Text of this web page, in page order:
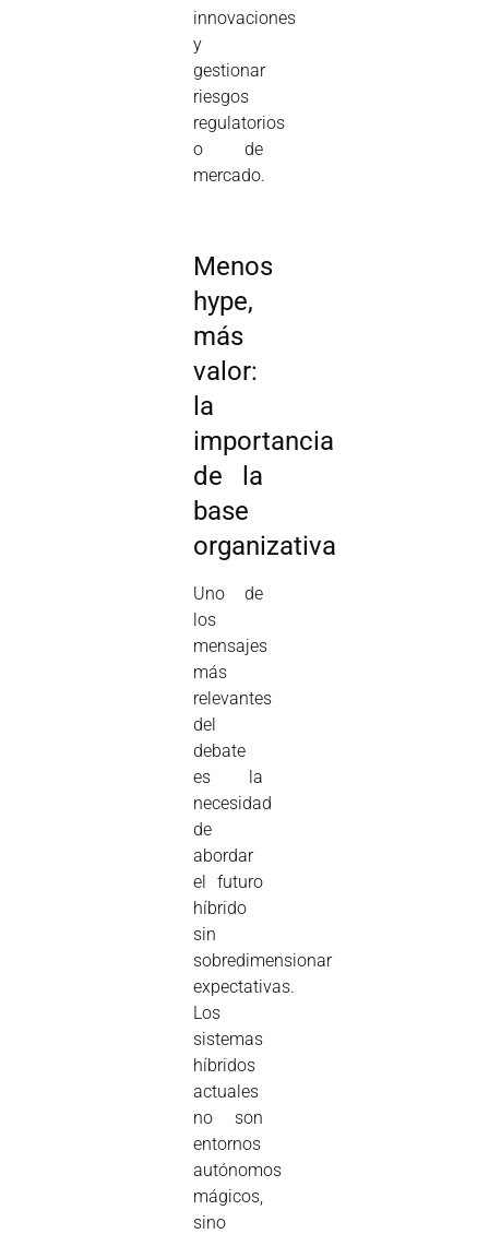
innovaciones
y
gestionar
riesgos
regulatorios
o de
mercado.
Menos
hype,
más
valor:
la
importancia
de la
base
organizativa
Uno de
los
mensajes
más
relevantes
del
debate
es la
necesidad
de
abordar
el futuro
híbrido
sin
sobredimensionar
expectativas.
Los
sistemas
híbridos
actuales
no son
entornos
autónomos
mágicos,
sino